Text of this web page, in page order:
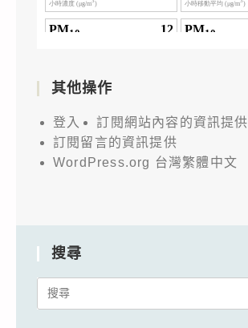
其他操作
登入
訂閱網站內容的資訊提供
訂閱留言的資訊提供
WordPress.org 台灣繁體中文
搜尋
Search